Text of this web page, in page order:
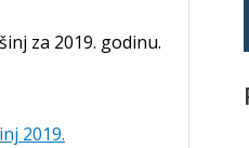
za 2019. godinu.
2019.